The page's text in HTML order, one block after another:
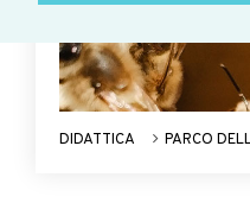
DIDATTICA PARCO